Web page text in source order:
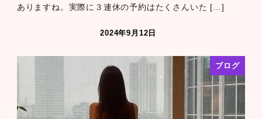
ありますね。実際に３連休の予約はたくさんいた […]
2024年9月12日
ブログ